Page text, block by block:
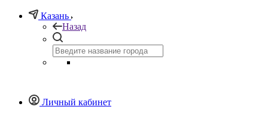
Казань
Назад
Личный кабинет